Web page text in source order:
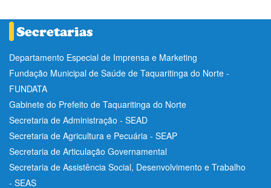
Departamento Especial de Imprensa e Marketing
Fundação Municipal de Saúde de Taquaritinga do Norte -
FUNDATA
Gabinete do Prefeito de Taquaritinga do Norte
Secretaria de Administração - SEAD
Secretaria de Agricultura e Pecuária - SEAP
Secretaria de Articulação Governamental
Secretaria de Assistência Social, Desenvolvimento e Trabalho
- SEAS